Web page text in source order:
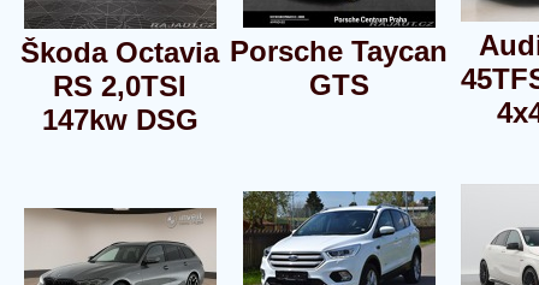
Škoda Octavia
RS 2,0TSI
147kw DSG
Porsche Taycan
GTS